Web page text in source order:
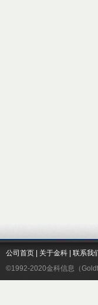
公司首页 关于金科 联系我
©1992-2020金科信息（